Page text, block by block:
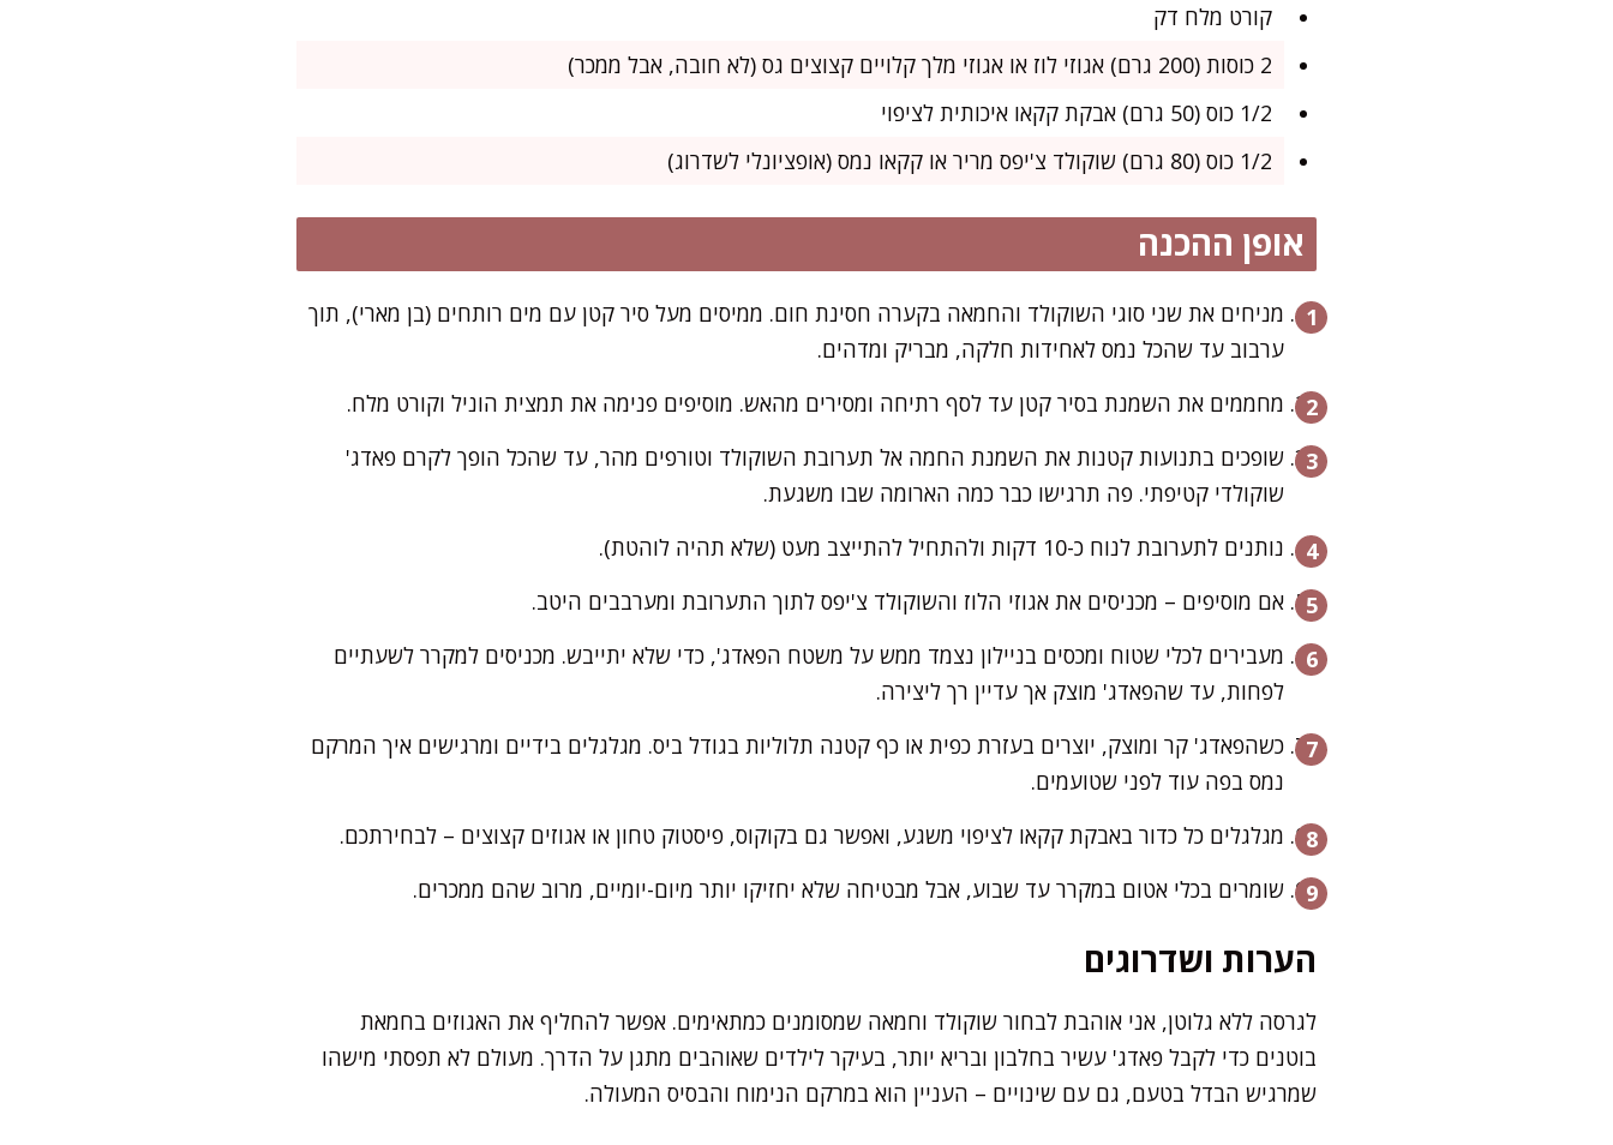
קורט מלח דק
2 כוסות (200 גרם) אגוזי לוז או אגוזי מלך קלויים קצוצים גס (לא חובה, אבל ממכר)
1/2 כוס (50 גרם) אבקת קקאו איכותית לציפוי
1/2 כוס (80 גרם) שוקולד צ'יפס מריר או קקאו נמס (אופציונלי לשדרוג)
אופן ההכנה
מניחים את שני סוגי השוקולד והחמאה בקערה חסינת חום. ממיסים מעל סיר קטן עם מים רותחים (בן מארי), תוך
ערבוב עד שהכל נמס לאחידות חלקה, מבריק ומדהים.
מחממים את השמנת בסיר קטן עד לסף רתיחה ומסירים מהאש. מוסיפים פנימה את תמצית הוניל וקורט מלח.
שופכים בתנועות קטנות את השמנת החמה אל תערובת השוקולד וטורפים מהר, עד שהכל הופך לקרם פאדג'
שוקולדי קטיפתי. פה תרגישו כבר כמה הארומה שבו משגעת.
נותנים לתערובת לנוח כ-10 דקות ולהתחיל להתייצב מעט (שלא תהיה לוהטת).
אם מוסיפים – מכניסים את אגוזי הלוז והשוקולד צ'יפס לתוך התערובת ומערבבים היטב.
מעבירים לכלי שטוח ומכסים בניילון נצמד ממש על משטח הפאדג', כדי שלא יתייבש. מכניסים למקרר לשעתיים
לפחות, עד שהפאדג' מוצק אך עדיין רך ליצירה.
כשהפאדג' קר ומוצק, יוצרים בעזרת כפית או כף קטנה תלוליות בגודל ביס. מגלגלים בידיים ומרגישים איך המרקם
נמס בפה עוד לפני שטועמים.
מגלגלים כל כדור באבקת קקאו לציפוי משגע, ואפשר גם בקוקוס, פיסטוק טחון או אגוזים קצוצים – לבחירתכם.
שומרים בכלי אטום במקרר עד שבוע, אבל מבטיחה שלא יחזיקו יותר מיום-יומיים, מרוב שהם ממכרים.
הערות ושדרוגים
לגרסה ללא גלוטן, אני אוהבת לבחור שוקולד וחמאה שמסומנים כמתאימים. אפשר להחליף את האגוזים בחמאת
בוטנים כדי לקבל פאדג' עשיר בחלבון ובריא יותר, בעיקר לילדים שאוהבים מתגן על הדרך. מעולם לא תפסתי מישהו
שמרגיש הבדל בטעם, גם עם שינויים – העניין הוא במרקם הנימוח והבסיס המעולה.